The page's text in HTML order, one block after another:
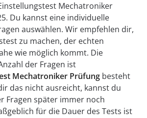
Mechatroniker
Du kannst eine individuelle
auswählen. Wir empfehlen dir,
zu machen, der echten
wie möglich kommt. Die
der Fragen ist
Mechatroniker Prüfung besteht
das nicht ausreicht, kannst du
Fragen später immer noch
für die Dauer des Tests ist